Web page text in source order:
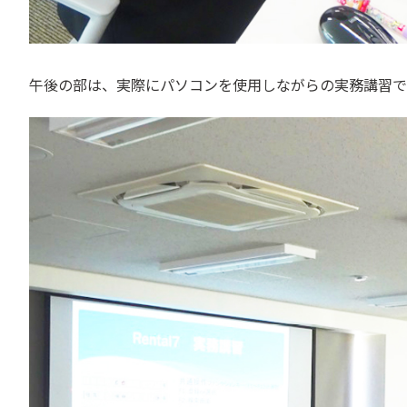
午後の部は、実際にパソコンを使用しながらの実務講習